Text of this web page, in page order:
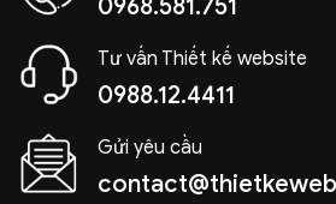
0968.581.751
Tư vấn Thiết kế website
0988.12.4411
Gửi yêu cầu